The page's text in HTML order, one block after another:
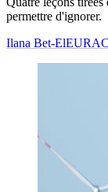
permettre d'ignorer.
Ilana Bet-El